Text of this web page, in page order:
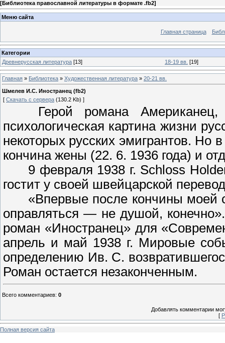
[Библиотека православной литературы в формате .fb2]
Меню сайта
Главная страница
Категории
Древнерусская литература [13] 18-19 вв. [19]
Главная » Библиотека » Художественная литература » 20-21 вв.
Шмелев И.С. Иностранец (fb2)
[ Скачать с сервера (130.2 Kb) ]
Герой романа Американец,
психологическая картина жизни
некоторых русских эмигрантов. Но
кончина жены (22. 6. 1936 года) и
9 февраля 1938 г. Schloss
гостит у своей швейцарской
«Впервые после кончины моей
оправляться — не душой,
роман «Иностранец» для
апрель и май 1938 г. Мировые
определению Ив. С.
Роман остается незаконченным.
Всего комментариев: 0
Добавлять комментарии
[
Полная версия сайта